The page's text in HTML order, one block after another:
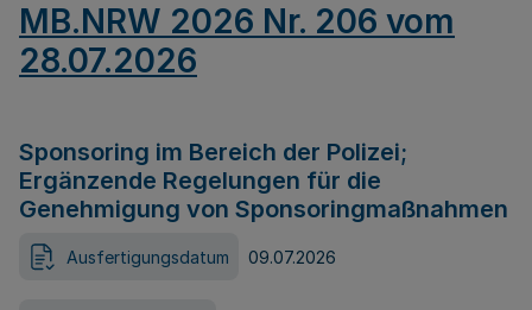
MB.NRW 2026 Nr. 206 vom
28.07.2026
Sponsoring im Bereich der Polizei;
Ergänzende Regelungen für die
Genehmigung von Sponsoringmaßnahmen
Ausfertigungsdatum 09.07.2026